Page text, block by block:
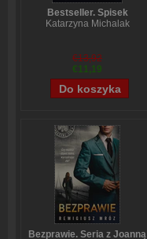
Bestseller. Spisek
Katarzyna Michalak
€13,92
€11,19
Bezprawie. Seria z Joanną